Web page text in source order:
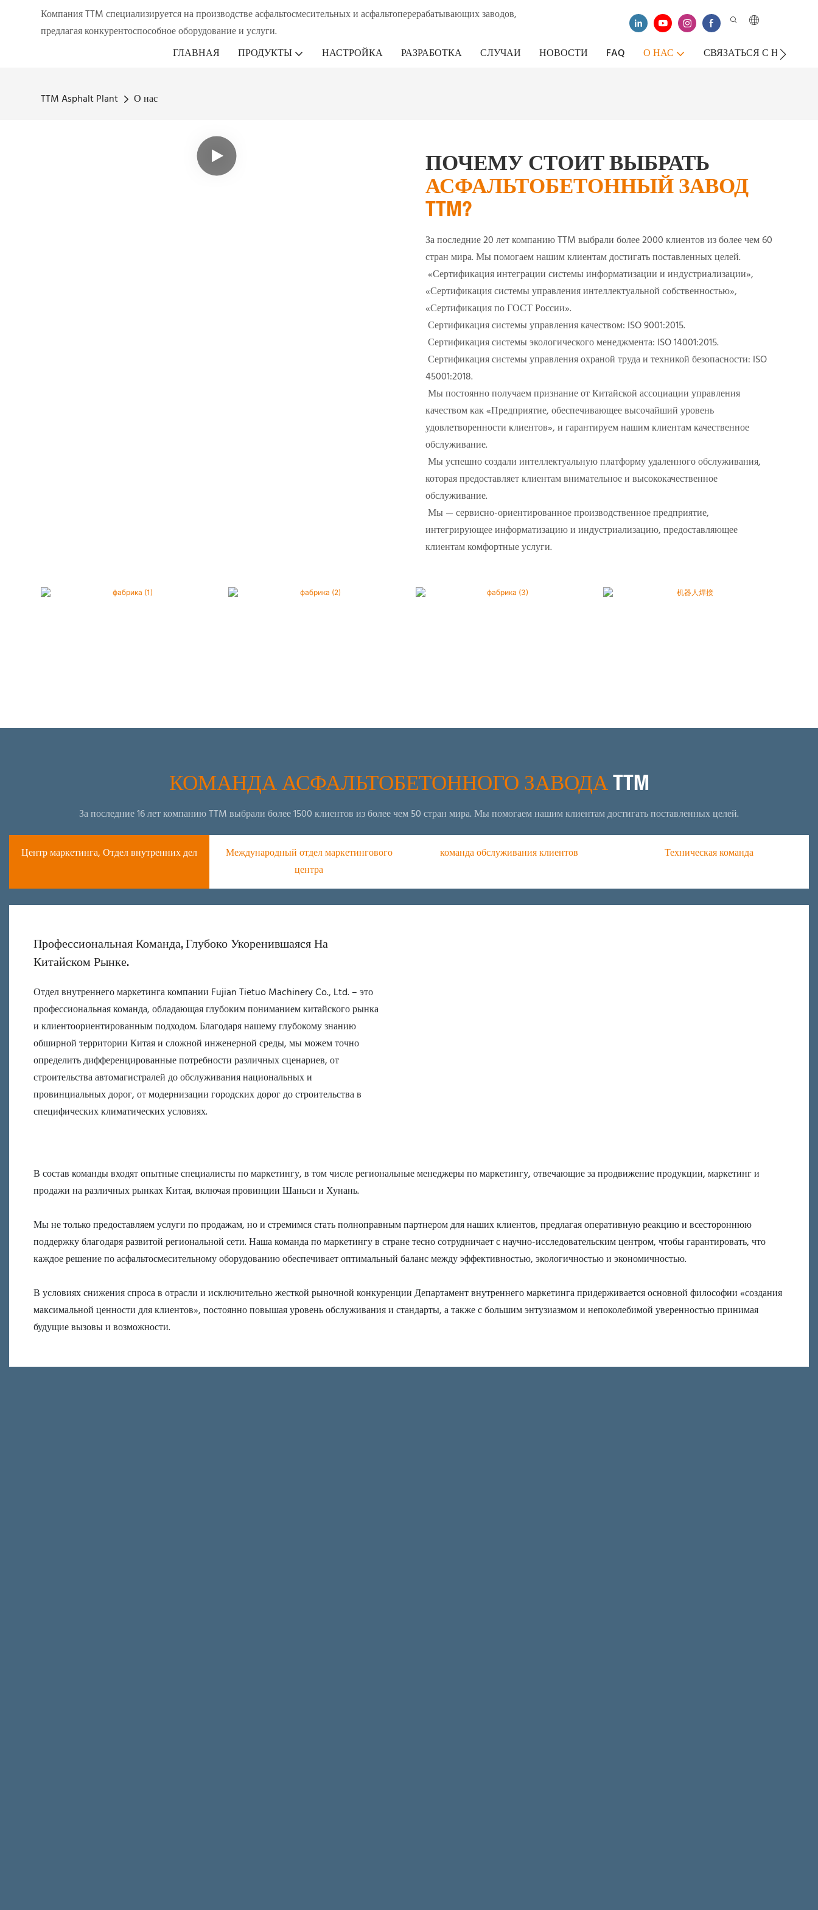
Компания TTM специализируется на производстве асфальтосмесительных и асфальтоперерабатывающих заводов,
предлагая конкурентоспособное оборудование и услуги.
ГЛАВНАЯ
ПРОДУКТЫ НАСТРОЙКА РАЗРАБОТКА СЛУЧАИ НОВОСТИ FAQ О НАС СВЯЗАТЬСЯ С НАМИ
TTM Asphalt Plant О нас
ПОЧЕМУ СТОИТ ВЫБРАТЬ
АСФАЛЬТОБЕТОННЫЙ ЗАВОД
TTM?
За последние 20 лет компанию TTM выбрали более 2000 клиентов из более чем 60
стран мира. Мы помогаем нашим клиентам достигать поставленных целей.
«Сертификация интеграции системы информатизации и индустриализации»,
«Сертификация системы управления интеллектуальной собственностью»,
«Сертификация по ГОСТ России».
Сертификация системы управления качеством: ISO 9001:2015.
Сертификация системы экологического менеджмента: ISO 14001:2015.
Сертификация системы управления охраной труда и техникой безопасности: ISO
45001:2018.
Мы постоянно получаем признание от Китайской ассоциации управления
качеством как «Предприятие, обеспечивающее высочайший уровень
удовлетворенности клиентов», и гарантируем нашим клиентам качественное
обслуживание.
Мы успешно создали интеллектуальную платформу удаленного обслуживания,
которая предоставляет клиентам внимательное и высококачественное
обслуживание.
Мы — сервисно-ориентированное производственное предприятие,
интегрирующее информатизацию и индустриализацию, предоставляющее
клиентам комфортные услуги.
КОМАНДА АСФАЛЬТОБЕТОННОГО ЗАВОДА TTM
За последние 16 лет компанию TTM выбрали более 1500 клиентов из более чем 50 стран мира. Мы помогаем нашим клиентам достигать поставленных целей.
Центр маркетинга, Отдел внутренних дел
Международный отдел маркетингового
центра
команда обслуживания клиентов Техническая команда
Профессиональная Команда, Глубоко Укоренившаяся На
Китайском Рынке.
Отдел внутреннего маркетинга компании Fujian Tietuo Machinery Co., Ltd. – это
профессиональная команда, обладающая глубоким пониманием китайского рынка
и клиентоориентированным подходом. Благодаря нашему глубокому знанию
обширной территории Китая и сложной инженерной среды, мы можем точно
определить дифференцированные потребности различных сценариев, от
строительства автомагистралей до обслуживания национальных и
провинциальных дорог, от модернизации городских дорог до строительства в
специфических климатических условиях.
В состав команды входят опытные специалисты по маркетингу, в том числе региональные менеджеры по маркетингу, отвечающие за продвижение продукции, маркетинг и
продажи на различных рынках Китая, включая провинции Шаньси и Хунань.
Мы не только предоставляем услуги по продажам, но и стремимся стать полноправным партнером для наших клиентов, предлагая оперативную реакцию и всестороннюю
поддержку благодаря развитой региональной сети. Наша команда по маркетингу в стране тесно сотрудничает с научно-исследовательским центром, чтобы гарантировать, что
каждое решение по асфальтосмесительному оборудованию обеспечивает оптимальный баланс между эффективностью, экологичностью и экономичностью.
В условиях снижения спроса в отрасли и исключительно жесткой рыночной конкуренции Департамент внутреннего маркетинга придерживается основной философии «создания
максимальной ценности для клиентов», постоянно повышая уровень обслуживания и стандарты, а также с большим энтузиазмом и непоколебимой уверенностью принимая
будущие вызовы и возможности.